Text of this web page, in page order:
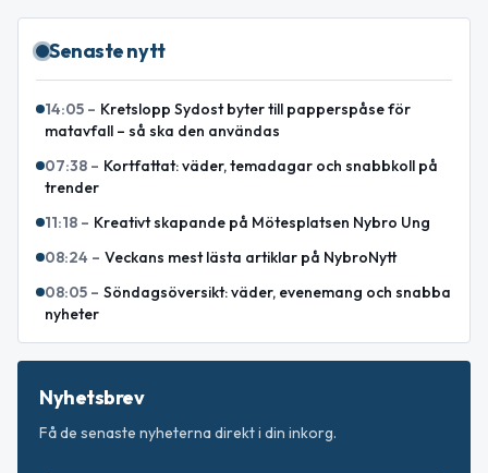
Senaste nytt
14:05 – Kretslopp Sydost byter till papperspåse för
matavfall – så ska den användas
07:38 – Kortfattat: väder, temadagar och snabbkoll på
trender
11:18 – Kreativt skapande på Mötesplatsen Nybro Ung
08:24 – Veckans mest lästa artiklar på NybroNytt
08:05 – Söndagsöversikt: väder, evenemang och snabba
nyheter
Nyhetsbrev
Få de senaste nyheterna direkt i din inkorg.